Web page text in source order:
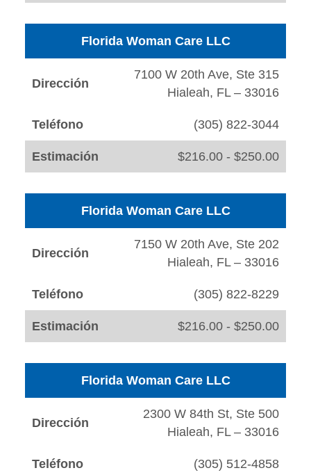
Florida Woman Care LLC
Dirección
7100 W 20th Ave, Ste 315
Hialeah, FL – 33016
Teléfono (305) 822-3044
Estimación $216.00 - $250.00
Florida Woman Care LLC
Dirección
7150 W 20th Ave, Ste 202
Hialeah, FL – 33016
Teléfono (305) 822-8229
Estimación $216.00 - $250.00
Florida Woman Care LLC
Dirección
2300 W 84th St, Ste 500
Hialeah, FL – 33016
Teléfono (305) 512-4858